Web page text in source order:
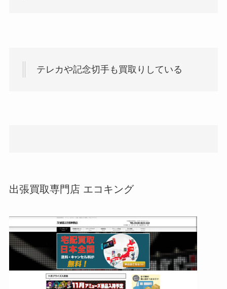
テレカや記念切手も買取りしている
出張買取専門店 エコキング